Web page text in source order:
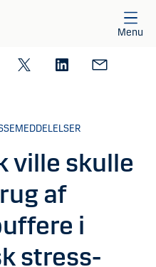
Menu
ville skulle
af
i
stress-